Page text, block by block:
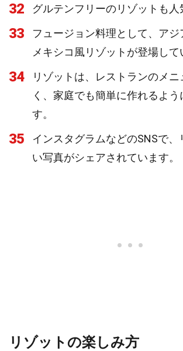
32 グルテンフリーのリゾットも人
33
フュージョン料理として、ア
メキシコ風リゾットが登場して
34
リゾットは、レストランのメ
く、家庭でも簡単に作れるよう
す。
35
インスタグラムなどのSNSで、
い写真がシェアされています。
リゾットの楽しみ方